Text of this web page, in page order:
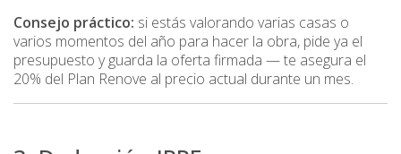
Consejo práctico: si estás valorando varias casas o
varios momentos del año para hacer la obra, pide ya el
presupuesto y guarda la oferta firmada — te asegura el
20% del Plan Renove al precio actual durante un mes.